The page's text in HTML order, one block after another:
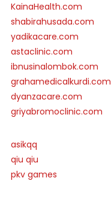
KainaHealth.com
shabirahusada.com
yadikacare.com
astaclinic.com
ibnusinalombok.com
grahamedicalkurdi.com
dyanzacare.com
griyabromoclinic.com
asikqq
qiu qiu
pkv games